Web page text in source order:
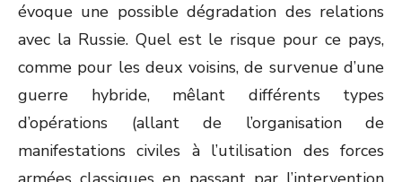
évoque une possible dégradation des relations
avec la Russie. Quel est le risque pour ce pays,
comme pour les deux voisins, de survenue d’une
guerre hybride, mêlant différents types
d’opérations (allant de l’organisation de
manifestations civiles à l’utilisation des forces